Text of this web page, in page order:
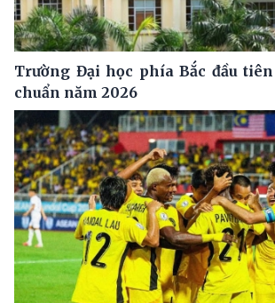
Trường Đại học phía Bắc đầu
chuẩn năm 2026